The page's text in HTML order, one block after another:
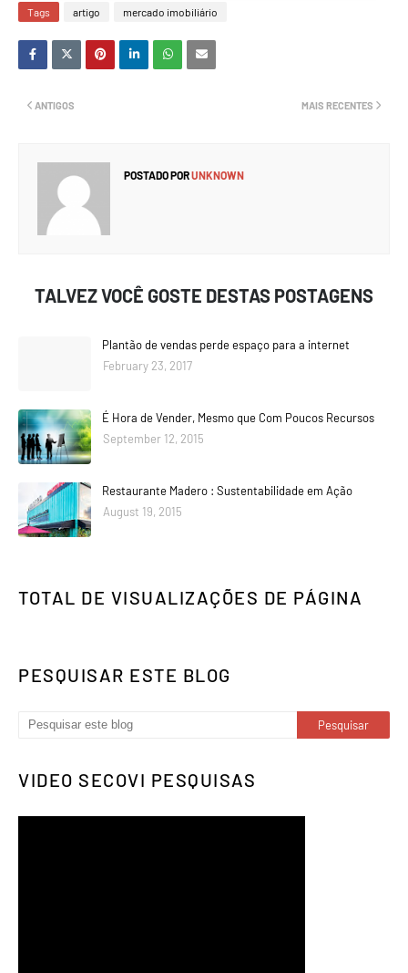
Tags artigo mercado imobiliário
MAIS RECENTES
ANTIGOS
POSTADO PORUNKNOWN
TALVEZ VOCÊ GOSTE DESTAS POSTAGENS
Plantão de vendas perde espaço para a internet
February 23, 2017
É Hora de Vender, Mesmo que Com Poucos Recursos
September 12, 2015
Restaurante Madero : Sustentabilidade em Ação
August 19, 2015
TOTAL DE VISUALIZAÇÕES DE PÁGINA
PESQUISAR ESTE BLOG
VIDEO SECOVI PESQUISAS